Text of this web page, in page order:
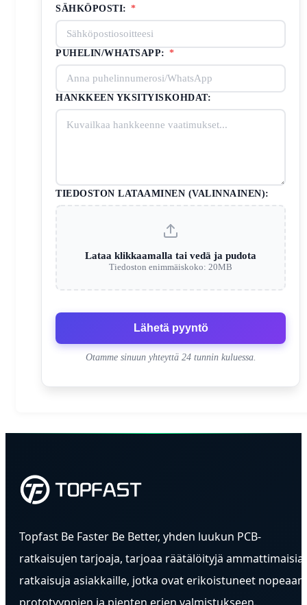
SÄHKÖPOSTI: *
PUHELIN/WHATSAPP: *
HANKKEEN YKSITYISKOHDAT:
TIEDOSTON LATAAMINEN (VALINNAINEN):
Lataa klikkaamalla tai vedä ja pudota
Tiedoston enimmäiskoko: 20MB
Lähetä pyyntö
Otamme sinuun yhteyttä 24 tunnin kuluessa.
Topfast Be Faster Be Better, yhden luukun PCB-
ratkaisujen tarjoaja, tarjoaa räätälöityjä ammattimaisia
ratkaisuja asiakkaille, jotka ovat erikoistuneet nopeaan